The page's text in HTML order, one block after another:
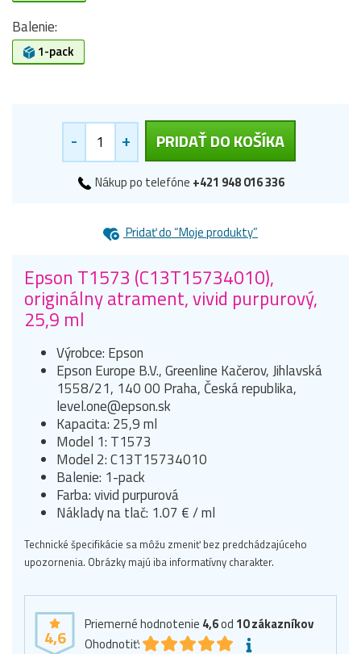
Balenie:
1-pack
- + PRIDAŤ DO KOŠÍKA
Nákup po telefóne +421 948 016 336
Pridať do “Moje produkty”
Epson T1573 (C13T15734010),
originálny atrament, vivid purpurový,
25,9 ml
Výrobce: Epson
Epson Europe B.V., Greenline Kačerov, Jihlavská
1558/21, 140 00 Praha, Česká republika,
level.one@epson.sk
Kapacita: 25,9 ml
Model 1: T1573
Model 2: C13T15734010
Balenie: 1-pack
Farba: vivid purpurová
Náklady na tlač: 1.07 € / ml
Technické špecifikácie sa môžu zmeniť bez predchádzajúceho
upozornenia. Obrázky majú iba informatívny charakter.
4,6
Priemerné hodnotenie 4,6od 10zákazníkov
Ohodnotiť: